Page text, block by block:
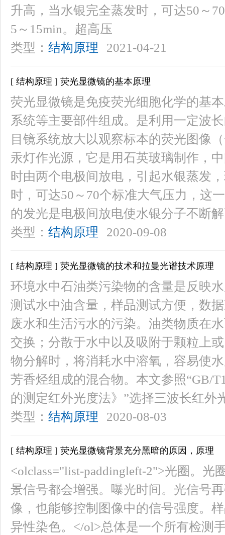
升高，当水银完全蒸发时，可达50～
5～15min。超高压
类型： 结构原理 2021-04-21
[ 结构原理 ] 荧光显微镜的基本原理
荧光显微镜是免疫荧光细胞化学的基
系统等主要部件组成。是利用一定波
目镜系统放大以观察标本的荧光图像
汞灯作光源，它是用石英玻璃制作，
时由两个电极间放电，引起水银蒸发
时，可达50～70个标准大气压力，这
的发光是电极间放电使水银分子不断
类型： 结构原理 2020-09-08
[ 结构原理 ] 荧光显微镜的技术和拉曼光谱技术原理
环境水中石油类污染物的含量是反映
测试水中油含量，样品测试方便，数
废水和生活污水的污染。油类物质在
交换；分散于水中以及吸附于颗粒上
物分解时，将消耗水中溶氧，容易使
芳香烃组成的混合物。本文参照“GB/
的测定红外光度法》”选择三波长红外
类型： 结构原理 2020-08-03
[ 结构原理 ] 荧光显微镜背景充分黑暗的原因，原理
<olclass="list-paddingleft-2">光圈。
景信号都会增强。曝光时间。光信号
像，也能够控制图像中的信号强度。
异性染色。</ol>总体是一个所有检测